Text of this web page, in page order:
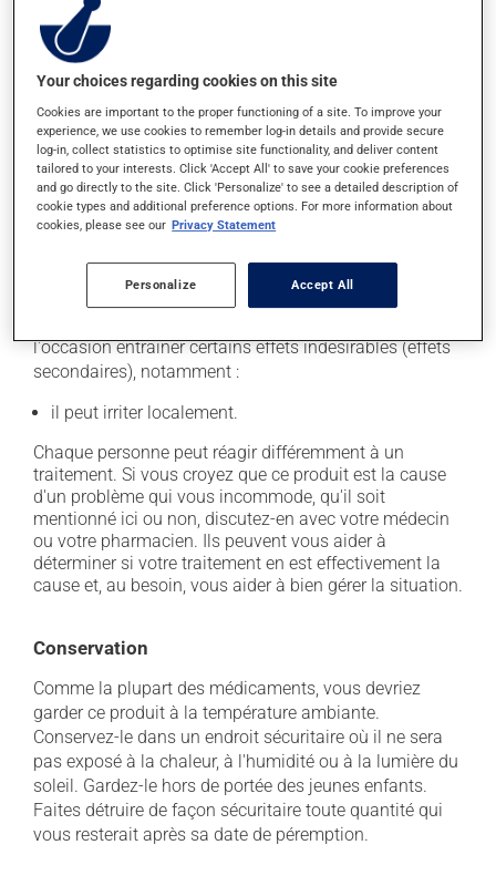
blessée par une coupure ou une éraflure.
En règle générale, on utilise ce produit de trois à quatre
fois par jour. Il est possible que votre pharmacien vous
ait indiqué un horaire différent qui est plus approprié
pour vous. Habituellement, on ne l'utilise qu'au besoin.
Il est important de respecter la posologie inscrite sur
l'étiquette. N'en utilisez pas plus, ni plus souvent
qu'indiqué.
Effets indésirables
l'occasion entraîner certains effets indésirables (effets
secondaires), notamment :
il peut irriter localement.
Chaque personne peut réagir différemment à un
traitement. Si vous croyez que ce produit est la cause
d'un problème qui vous incommode, qu'il soit
mentionné ici ou non, discutez-en avec votre médecin
ou votre pharmacien. Ils peuvent vous aider à
déterminer si votre traitement en est effectivement la
cause et, au besoin, vous aider à bien gérer la situation.
Conservation
Comme la plupart des médicaments, vous devriez
garder ce produit à la température ambiante.
Conservez-le dans un endroit sécuritaire où il ne sera
pas exposé à la chaleur, à l'humidité ou à la lumière du
soleil. Gardez-le hors de portée des jeunes enfants.
Faites détruire de façon sécuritaire toute quantité qui
vous resterait après sa date de péremption.
Your choices regarding cookies on this site
Cookies are important to the proper functioning of a site. To improve your
experience, we use cookies to remember log-in details and provide secure
log-in, collect statistics to optimise site functionality, and deliver content
tailored to your interests. Click 'Accept All' to save your cookie preferences
and go directly to the site. Click 'Personalize' to see a detailed description of
cookie types and additional preference options. For more information about
cookies, please see our Privacy Statement
Personalize Accept All